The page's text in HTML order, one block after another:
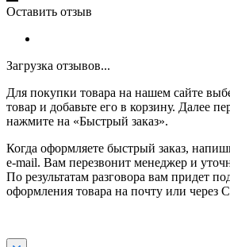
Оставить отзыв
Загрузка отзывов...
Для покупки товара на нашем сайте
товар и добавьте его в корзину. Далее
нажмите на «Быстрый заказ».
Когда оформляете быстрый заказ,
e-mail. Вам перезвонит менеджер и
По результатам разговора вам придет
оформления товара на почту или через